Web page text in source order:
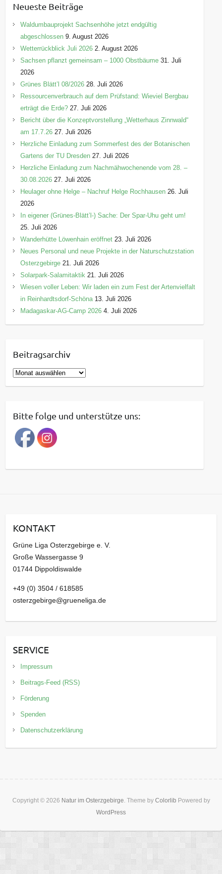
g
o
i
e
Neueste Beiträge
Waldumbauprojekt Sachsenhöhe jetzt endgültig
abgeschlossen 9. August 2026
Wetterrückblick Juli 2026 2. August 2026
Sachsen pflanzt gemeinsam – 1000 Obstbäume 31. Juli
2026
Grünes Blätt’l 08/2026 28. Juli 2026
Ressourcenverbrauch auf dem Prüfstand: Wieviel Bergbau
erträgt die Erde? 27. Juli 2026
Bericht über die Konzeptvorstellung „Wetterhaus Zinnwald“
am 17.7.26 27. Juli 2026
Herzliche Einladung zum Sommerfest des der Botanischen
Gartens der TU Dresden 27. Juli 2026
Herzliche Einladung zum Nachmähwochenende vom 28. –
30.08.2026 27. Juli 2026
Heulager ohne Helge – Nachruf Helge Rochhausen 26. Juli
2026
In eigener (Grünes-Blätt’l-) Sache: Der Spar-Uhu geht um!
25. Juli 2026
Wanderhütte Löwenhain eröffnet 23. Juli 2026
Neues Personal und neue Projekte in der Naturschutzstation
Osterzgebirge 21. Juli 2026
Solarpark-Salamitaktik 21. Juli 2026
Wiesen voller Leben: Wir laden ein zum Fest der Artenvielfalt
in Reinhardtsdorf-Schöna 13. Juli 2026
Madagaskar-AG-Camp 2026 4. Juli 2026
Beitragsarchiv
B
e
r
a
g
a
v
Bitte folge und unterstütze uns:
KONTAKT
Grüne Liga Osterzgebirge e. V.
Große Wassergasse 9
01744 Dippoldiswalde
+49 (0) 3504 / 618585
osterzgebirge@grueneliga.de
SERVICE
Impressum
Beitrags-Feed (RSS)
Förderung
Spenden
Datenschutzerklärung
Copyright © 2026 Natur im Osterzgebirge. Theme by Colorlib Powered by
WordPress